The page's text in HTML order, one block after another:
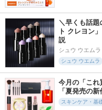
ンスト リペアセラ
コスメデコルテ
Anua
5.7
4994件
アルティミューン
パワライジング セ
ラム
ABC-G
ッシュ
＼早くも話
ト クレヨン
説
シュウ ウエムラ
シュウ ウエムラ
今月の「こ
「夏発売の新
スキンケア・基